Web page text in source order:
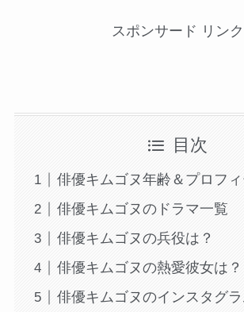
スポンサード リンク
目次
俳優キムゴヌ年齢＆プロフ
俳優キムゴヌのドラマ一覧
俳優キムゴヌの兵役は？
俳優キムゴヌの熱愛彼女は？
俳優キムゴヌのインスタグ